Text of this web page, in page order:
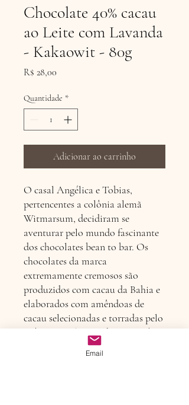
Chocolate 40% cacau
ao Leite com Lavanda
- Kakaowit - 80g
R$ 28,00
Quantidade *
Adicionar ao carrinho
O casal Angélica e Tobias,
pertencentes a colônia alemã
Witmarsum, decidiram se
aventurar pelo mundo fascinante
dos chocolates bean to bar. Os
chocolates da marca
extremamente cremosos são
produzidos com cacau da Bahia e
elaborados com amêndoas de
cacau selecionadas e torradas pelo
próprio casal. Ingredientes: açúcar
cristal orgânico, manteiga de
cacau, leite em pó integral, cacau e
Email